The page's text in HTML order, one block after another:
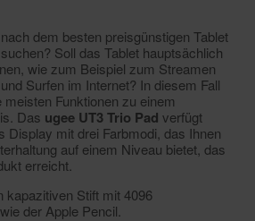
dem besten preisgünstigen Tablet
Soll das Tablet hauptsächlich
wie zum Beispiel zum Streamen
Surfen im Internet? In diesem Fall
meisten Funktionen zu einem
Das ugee UT3 Trio Pad verfügt
Display mit drei Farbmodi, das Ihnen
auf einem Niveau bietet, das
erreicht.
kapazitiven Stift mit 4096
der Apple Pencil.